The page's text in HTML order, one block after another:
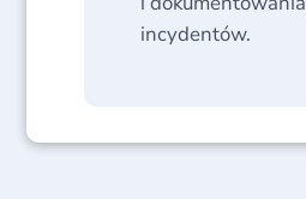
incydentów.